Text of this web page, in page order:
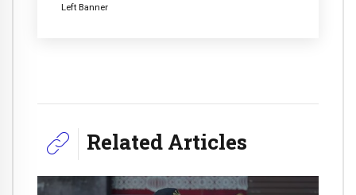
Left Banner
Related Articles